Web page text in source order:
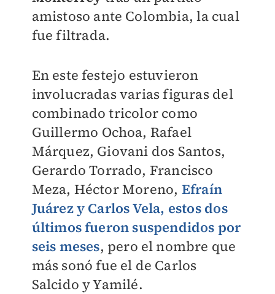
amistoso ante Colombia, la cual
fue filtrada.
En este festejo estuvieron
involucradas varias figuras del
combinado tricolor como
Guillermo Ochoa, Rafael
Márquez, Giovani dos Santos,
Gerardo Torrado, Francisco
Meza, Héctor Moreno, Efraín
Juárez y Carlos Vela, estos dos
últimos fueron suspendidos por
seis meses, pero el nombre que
más sonó fue el de Carlos
Salcido y Yamilé.